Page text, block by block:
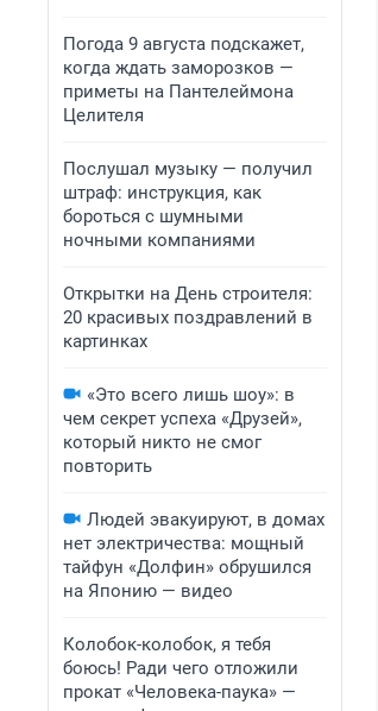
Погода 9 августа подскажет,
когда ждать заморозков —
приметы на Пантелеймона
Целителя
Послушал музыку — получил
штраф: инструкция, как
бороться с шумными
ночными компаниями
Открытки на День строителя:
20 красивых поздравлений в
картинках
«Это всего лишь шоу»: в
чем секрет успеха «Друзей»,
который никто не смог
повторить
Людей эвакуируют, в домах
нет электричества: мощный
тайфун «Долфин» обрушился
на Японию — видео
Колобок-колобок, я тебя
боюсь! Ради чего отложили
прокат «Человека-паука» —